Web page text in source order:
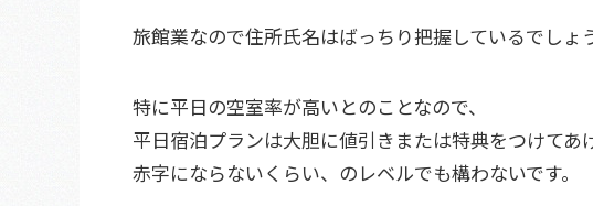
旅館業なので住所氏名はばっちり把握しているでしょ
特に平日の空室率が高いとのことなので、
平日宿泊プランは大胆に値引きまたは特典をつけてあ
赤字にならないくらい、のレベルでも構わないです。